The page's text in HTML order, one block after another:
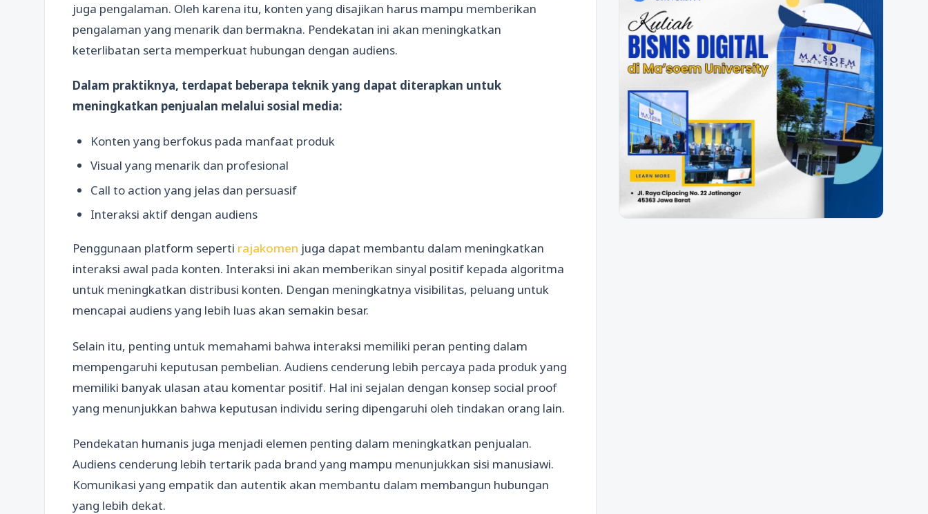
juga pengalaman. Oleh karena itu, konten yang disajikan harus mampu memberikan
pengalaman yang menarik dan bermakna. Pendekatan ini akan meningkatkan
keterlibatan serta memperkuat hubungan dengan audiens.
Dalam praktiknya, terdapat beberapa teknik yang dapat diterapkan untuk
meningkatkan penjualan melalui sosial media:
Konten yang berfokus pada manfaat produk
Visual yang menarik dan profesional
Call to action yang jelas dan persuasif
Interaksi aktif dengan audiens
Penggunaan platform seperti rajakomen juga dapat membantu dalam meningkatkan
interaksi awal pada konten. Interaksi ini akan memberikan sinyal positif kepada algoritma
untuk meningkatkan distribusi konten. Dengan meningkatnya visibilitas, peluang untuk
mencapai audiens yang lebih luas akan semakin besar.
Selain itu, penting untuk memahami bahwa interaksi memiliki peran penting dalam
mempengaruhi keputusan pembelian. Audiens cenderung lebih percaya pada produk yang
memiliki banyak ulasan atau komentar positif. Hal ini sejalan dengan konsep social proof
yang menunjukkan bahwa keputusan individu sering dipengaruhi oleh tindakan orang lain.
Pendekatan humanis juga menjadi elemen penting dalam meningkatkan penjualan.
Audiens cenderung lebih tertarik pada brand yang mampu menunjukkan sisi manusiawi.
Komunikasi yang empatik dan autentik akan membantu dalam membangun hubungan
yang lebih dekat.